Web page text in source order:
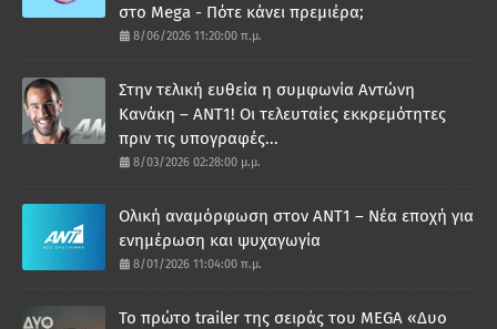
στο Mega - Πότε κάνει πρεμιέρα;
8/06/2026 11:20:00 π.μ.
Στην τελική ευθεία η συμφωνία Αντώνη
Κανάκη – ΑΝΤ1! Οι τελευταίες εκκρεμότητες
πριν τις υπογραφές...
8/03/2026 02:28:00 μ.μ.
Ολική αναμόρφωση στον ΑΝΤ1 – Νέα εποχή για
ενημέρωση και ψυχαγωγία
8/01/2026 11:04:00 π.μ.
Το πρώτο trailer της σειράς του MEGA «Δυο